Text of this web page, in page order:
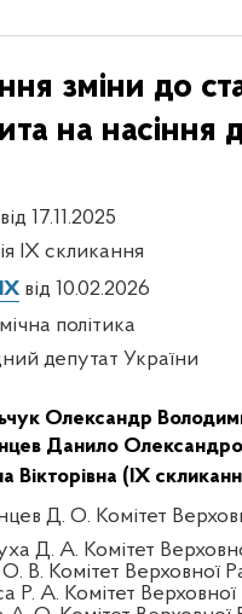
зміни до
на насіння
17.11.2025
IX скликання
від 10.02.2026
політика
депутат України
Олександр
Данило
Вікторівна (IX
Д. О. Комітет
Д. А. Комітет
В. Комітет Верховної
Р. А. Комітет